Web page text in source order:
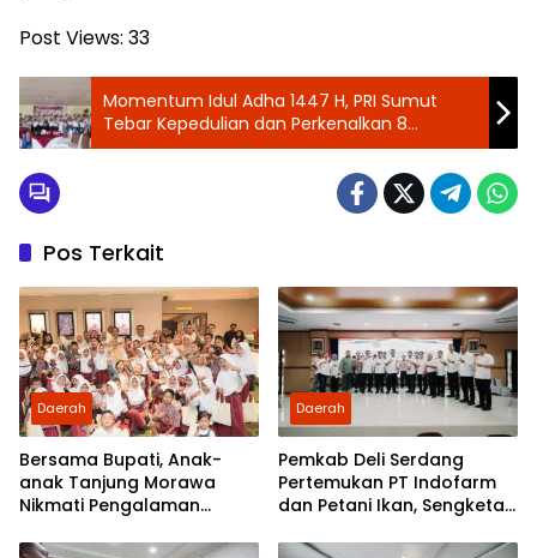
Post Views: 33
‎Momentum Idul Adha 1447 H, PRI Sumut
Tebar Kepedulian dan Perkenalkan 8
Underbouw Partai
Pos Terkait
Daerah
Bersama Bupati, Anak-
anak Tanjung Morawa
Nikmati Pengalaman
Daerah
Pemkab Deli Serdang
Pertemukan PT Indofarm
dan Petani Ikan, Sengketa